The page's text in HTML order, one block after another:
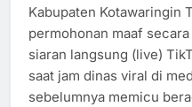
Kabupaten Kotawaringin
permohonan maaf
siaran langsung (live)
saat jam dinas viral di
sebelumnya memicu